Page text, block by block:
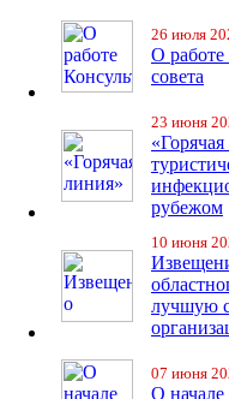
26 июля
О работе
совета
23 июня
рубежом
10 июня
лучшую
07 июня
О начале